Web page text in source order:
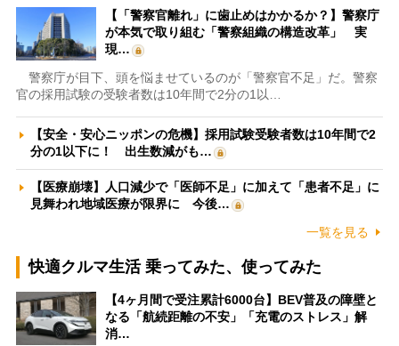
【「警察官離れ」に歯止めはかかるか？】警察庁
が本気で取り組む「警察組織の構造改革」 実
現…
警察庁が目下、頭を悩ませているのが「警察官不足」だ。警察
官の採用試験の受験者数は10年間で2分の1以…
【安全・安心ニッポンの危機】採用試験受験者数は10年間で2
分の1以下に！ 出生数減がも…
【医療崩壊】人口減少で「医師不足」に加えて「患者不足」に
見舞われ地域医療が限界に 今後…
一覧を見る
快適クルマ生活 乗ってみた、使ってみた
【4ヶ月間で受注累計6000台】BEV普及の障壁と
なる「航続距離の不安」「充電のストレス」解
消…